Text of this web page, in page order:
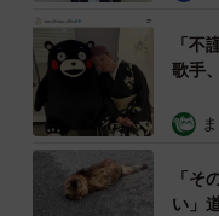
「不
歌手
めら
「そ
い」